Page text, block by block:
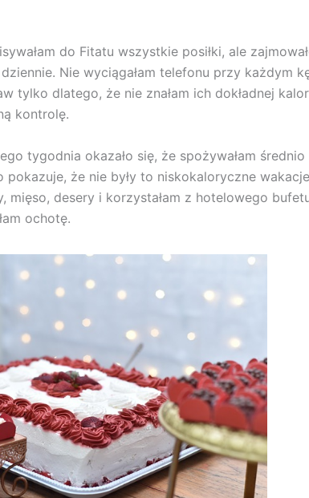
do Fitatu wszystkie posiłki, ale
Nie wyciągałam telefonu przy każdym
tylko dlatego, że nie znałam ich dokładnej
kontrolę.
tygodnia okazało się, że spożywałam średnio
pokazuje, że nie były to niskokaloryczne
mięso, desery i korzystałam z hotelowego
ochotę.